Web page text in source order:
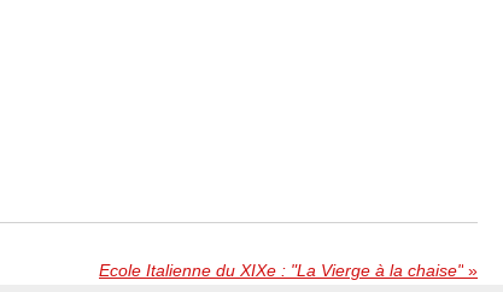
Ecole Italienne du XIXe : "La Vierge à la chaise" »